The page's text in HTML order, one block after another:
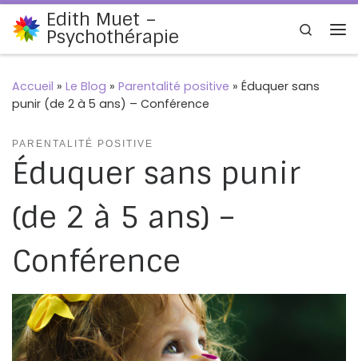
Passer au contenu
Edith Muet –
Psychothérapie
Search
Accueil » Le Blog » Parentalité positive » Éduquer sans
punir (de 2 à 5 ans) – Conférence
PARENTALITÉ POSITIVE
Éduquer sans punir
(de 2 à 5 ans) –
Conférence